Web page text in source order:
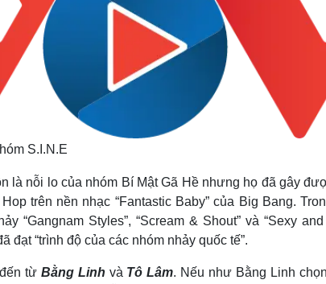
S.I.N.E
là nỗi lo của nhóm Bí Mật Gã Hề nhưng họ đã gây
trên nền nhạc “Fantastic Baby” của Big Bang.
“Gangnam Styles”, “Scream & Shout” và “Sexy
đạt “trình độ của các nhóm nhảy quốc tế”.
từ Bằng Linh và Tô Lâm. Nếu như Bằng Linh